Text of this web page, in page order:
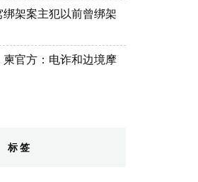
架案主犯以前曾绑架
官方：电诈和边境摩
标签